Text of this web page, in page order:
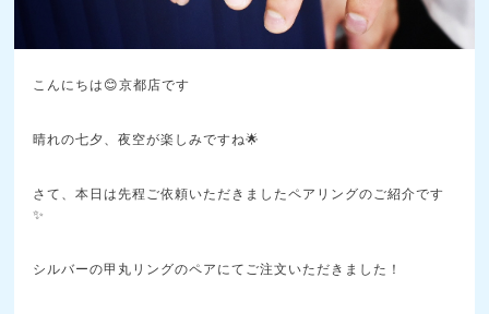
こんにちは😊京都店です
晴れの七夕、夜空が楽しみですね🌟
さて、本日は先程ご依頼いただきましたペアリングのご紹介です
✨
シルバーの甲丸リングのペアにてご注文いただきました！